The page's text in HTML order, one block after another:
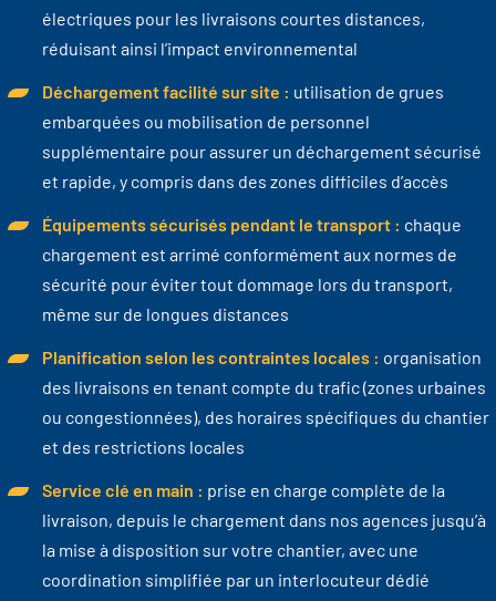
électriques pour les livraisons courtes distances,
réduisant ainsi l’impact environnemental
Déchargement facilité sur site : utilisation de grues
embarquées ou mobilisation de personnel
supplémentaire pour assurer un déchargement sécurisé
et rapide, y compris dans des zones difficiles d’accès
Équipements sécurisés pendant le transport : chaque
chargement est arrimé conformément aux normes de
sécurité pour éviter tout dommage lors du transport,
même sur de longues distances
Planification selon les contraintes locales : organisation
des livraisons en tenant compte du trafic (zones urbaines
ou congestionnées), des horaires spécifiques du chantier
et des restrictions locales
Service clé en main : prise en charge complète de la
livraison, depuis le chargement dans nos agences jusqu’à
la mise à disposition sur votre chantier, avec une
coordination simplifiée par un interlocuteur dédié